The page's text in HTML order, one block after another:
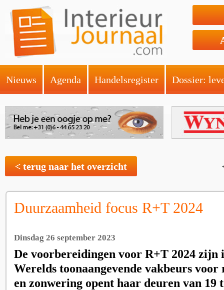
Nieuws Agenda Handelsregister Dossier:
< terug naar het overzicht
Duurzaamheid focus R+T 2024
Dinsdag 26 september 2023
De voorbereidingen voor R+T 2024 zijn
Werelds toonaangevende vakbeurs
en zonwering opent haar deuren van 19